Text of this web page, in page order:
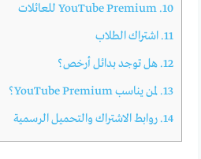
10. YouTube Premium للعائلات
11. اشتراك الطلاب
12. هل توجد بدائل أرخص؟
13. لمن يناسب YouTube Premium؟
14. روابط الاشتراك والتحميل الرسمية